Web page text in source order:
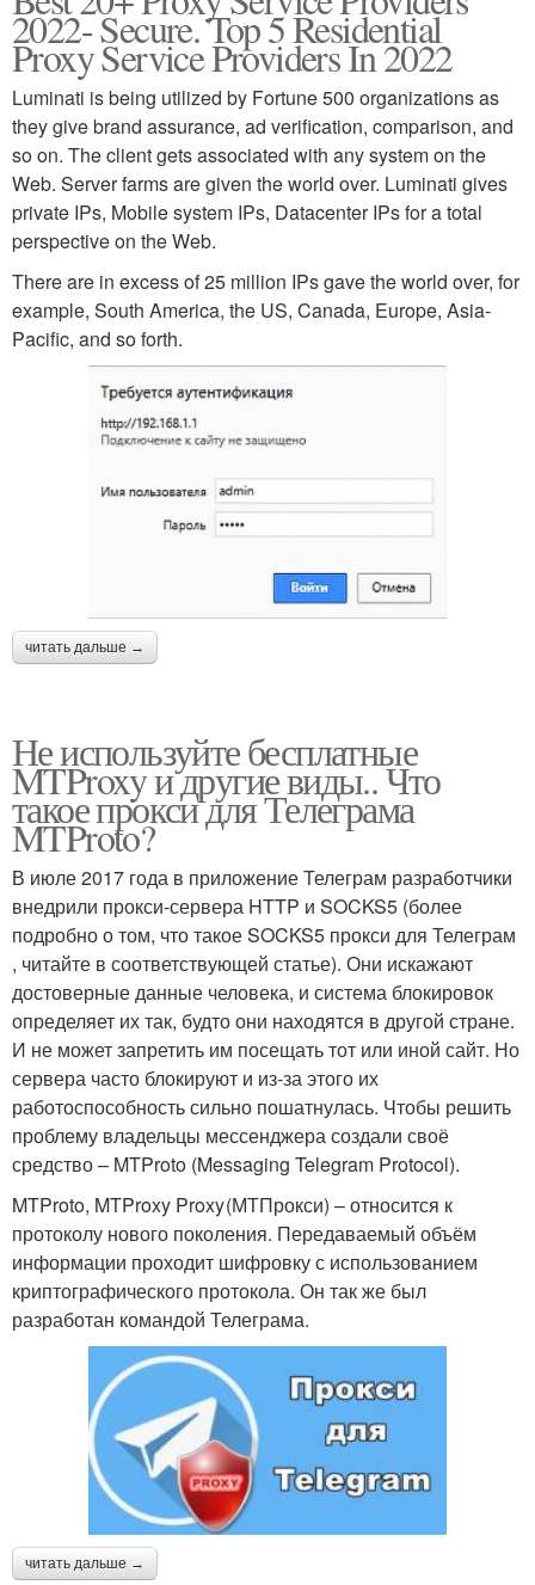
2022- Secure. Top 5 Residential
Proxy Service Providers In 2022
Luminati is being utilized by Fortune 500 organizations as
they give brand assurance, ad verification, comparison, and
so on. The client gets associated with any system on the
Web. Server farms are given the world over. Luminati gives
private IPs, Mobile system IPs, Datacenter IPs for a total
perspective on the Web.
There are in excess of 25 million IPs gave the world over, for
example, South America, the US, Canada, Europe, Asia-
Pacific, and so forth.
читать дальше →
Не используйте бесплатные
MTProxy и другие виды.. Что
такое прокси для Телеграма
MTProto?
В июле 2017 года в приложение Телеграм разработчики
внедрили прокси-сервера HTTP и SOCKS5 (более
подробно о том, что такое SOCKS5 прокси для Телеграм
, читайте в соответствующей статье). Они искажают
достоверные данные человека, и система блокировок
определяет их так, будто они находятся в другой стране.
И не может запретить им посещать тот или иной сайт. Но
сервера часто блокируют и из-за этого их
работоспособность сильно пошатнулась. Чтобы решить
проблему владельцы мессенджера создали своё
средство – MTProto (Messaging Telegram Protocol).
MTProto, MTProxy Proxy (МТПрокси) – относится к
протоколу нового поколения. Передаваемый объём
информации проходит шифровку с использованием
криптографического протокола. Он так же был
разработан командой Телеграма.
читать дальше →